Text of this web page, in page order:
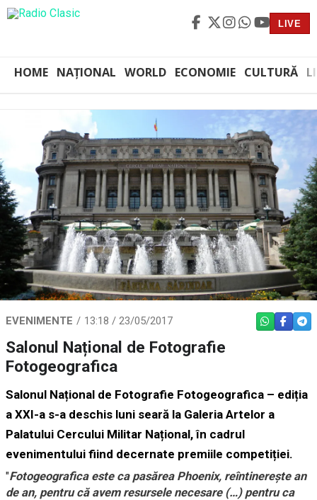
LIVE
HOME NAȚIONAL WORLD ECONOMIE CULTURĂ
EVENIMENTE 13:18 / 23/05/2017 WHATSAPP
Salonul Național de Fotografie
Fotogeografica
Salonul Național de Fotografie Fotogeografica – ediția
a XXI-a s-a deschis luni seară la Galeria Artelor a
Palatului Cercului Militar Național, în cadrul
evenimentului fiind decernate premiile competiției.
"Fotogeografica este ca pasărea Phoenix, reîntinerește an
de an, pentru că avem resursele necesare (…) pentru ca